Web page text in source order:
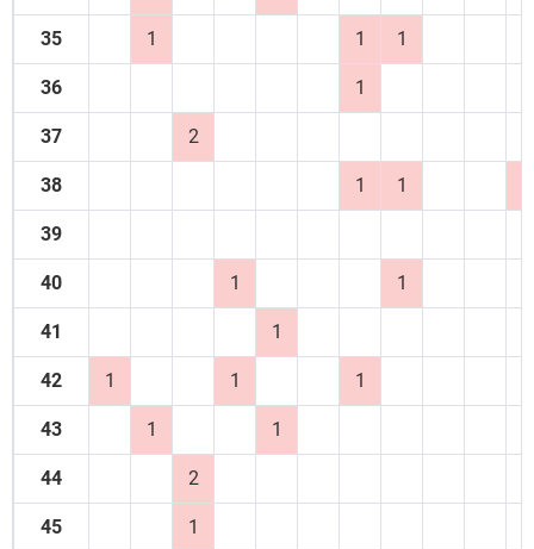
35 1 1 1
36 1
37 2
38 1 1
39
40 1 1
41 1
42 1 1 1
43 1 1
44 2
45 1